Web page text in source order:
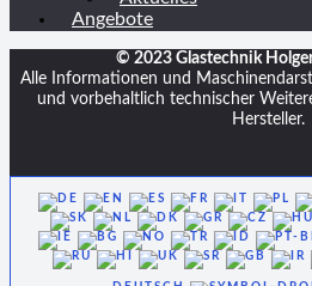
Angebote
© 2023 Glastechnik
Alle Informationen und
und vorbehaltlich technischer
Hersteller.